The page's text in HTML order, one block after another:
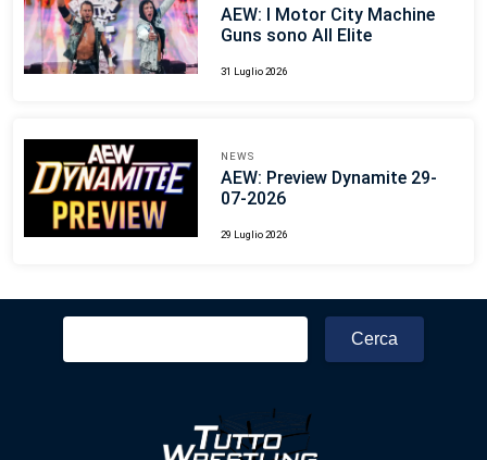
AEW: I Motor City Machine
Guns sono All Elite
31 Luglio 2026
NEWS
AEW: Preview Dynamite 29-
07-2026
29 Luglio 2026